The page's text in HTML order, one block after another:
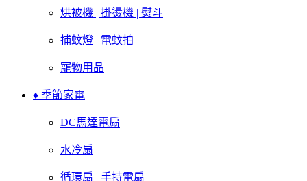
烘被機 | 掛燙機 | 熨斗
捕蚊燈 | 電蚊拍
寵物用品
♦ 季節家電
DC馬達電扇
水冷扇
循環扇 | 手持電扇